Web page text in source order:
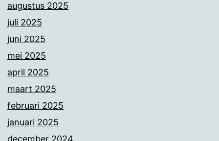
augustus 2025
juli 2025
juni 2025
mei 2025
april 2025
maart 2025
februari 2025
januari 2025
december 2024